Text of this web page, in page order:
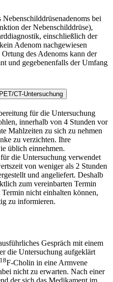
bei
der Nebenschilddrüse),
einschließlich der
Adenom nachgewiesen
des Adenoms kann der
und gegebenenfalls der Umfang
CT-Untersuchung
für die Untersuchung
innerhalb von 4 Stunden vor
Mahlzeiten zu sich zu nehmen
zu verzichten. Ihre
üblich einnehmen.
die Untersuchung verwendet
von weniger als 2 Stunden
und angeliefert. Deshalb
zum vereinbarten Termin
nicht einhalten können,
zu informieren.
Gespräch mit einem
die Untersuchung aufgeklärt
18F-Cholin in eine Armvene
nicht zu erwarten. Nach einer